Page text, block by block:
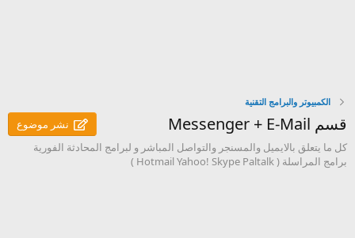
الكمبيوتر والبرامج التقنية
قسم Messenger + E-Mail
نشر موضوع
كل ما يتعلق بالايميل والمسنجر والتواصل المباشر و لبرامج المحادثة الفورية
برامج المراسلة ( Hotmail Yahoo! Skype Paltalk )